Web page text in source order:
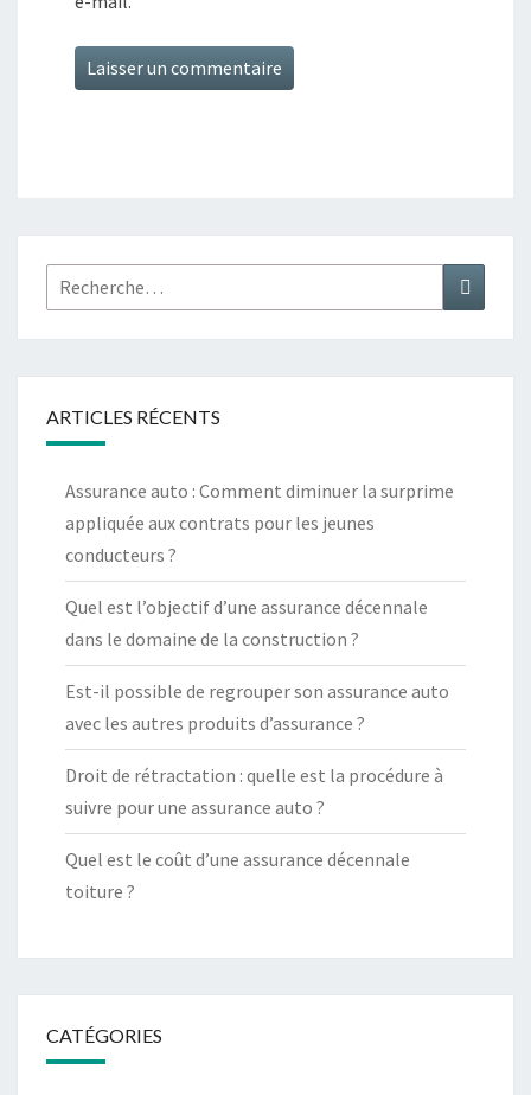
Rechercher :
ARTICLES RÉCENTS
Assurance auto : Comment diminuer la surprime
appliquée aux contrats pour les jeunes
conducteurs ?
Quel est l’objectif d’une assurance décennale
dans le domaine de la construction ?
Est-il possible de regrouper son assurance auto
avec les autres produits d’assurance ?
Droit de rétractation : quelle est la procédure à
suivre pour une assurance auto ?
Quel est le coût d’une assurance décennale
toiture ?
CATÉGORIES